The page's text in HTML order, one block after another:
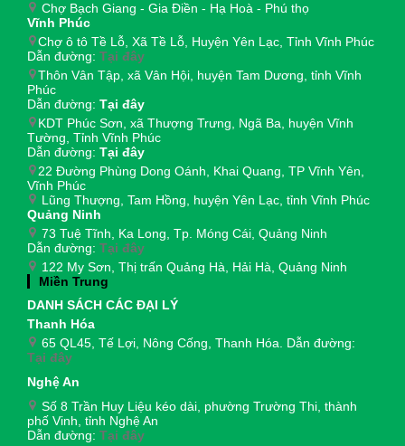
Chợ Bạch Giang - Gia Điền - Hạ Hoà - Phú thọ
Vĩnh Phúc
Chợ ô tô Tề Lỗ, Xã Tề Lỗ, Huyện Yên Lạc, Tỉnh Vĩnh Phúc
Dẫn đường: Tại đây
Thôn Vân Tập, xã Vân Hội, huyện Tam Dương, tỉnh Vĩnh
Phúc
Dẫn đường: Tại đây
KDT Phúc Sơn, xã Thượng Trưng, Ngã Ba, huyện Vĩnh
Tường, Tỉnh Vĩnh Phúc
Dẫn đường: Tại đây
22 Đường Phùng Dong Oánh, Khai Quang, TP Vĩnh Yên,
Vĩnh Phúc
Lũng Thượng, Tam Hồng, huyện Yên Lạc, tỉnh Vĩnh Phúc
Quảng Ninh
73 Tuệ Tĩnh, Ka Long, Tp. Móng Cái, Quảng Ninh
Dẫn đường: Tại đây
122 My Sơn, Thị trấn Quảng Hà, Hải Hà, Quảng Ninh
Miền Trung
DANH SÁCH CÁC ĐẠI LÝ
Thanh Hóa
65 QL45, Tế Lợi, Nông Cống, Thanh Hóa. Dẫn đường:
Tại đây
Nghệ An
Số 8 Trần Huy Liệu kéo dài, phường Trường Thi, thành
phố Vinh, tỉnh Nghệ An
Dẫn đường: Tại đây